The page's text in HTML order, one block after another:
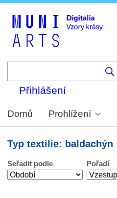
Přihlášení
Domů Prohlížení
Typ textilie: baldachýn
Seřadit podle Pořadí